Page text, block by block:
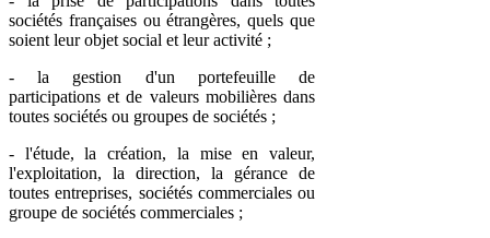
sociétés françaises ou étrangères, quels que
soient leur objet social et leur activité ;
- la gestion d'un portefeuille de
participations et de valeurs mobilières dans
toutes sociétés ou groupes de sociétés ;
- l'étude, la création, la mise en valeur,
l'exploitation, la direction, la gérance de
toutes entreprises, sociétés commerciales ou
groupe de sociétés commerciales ;